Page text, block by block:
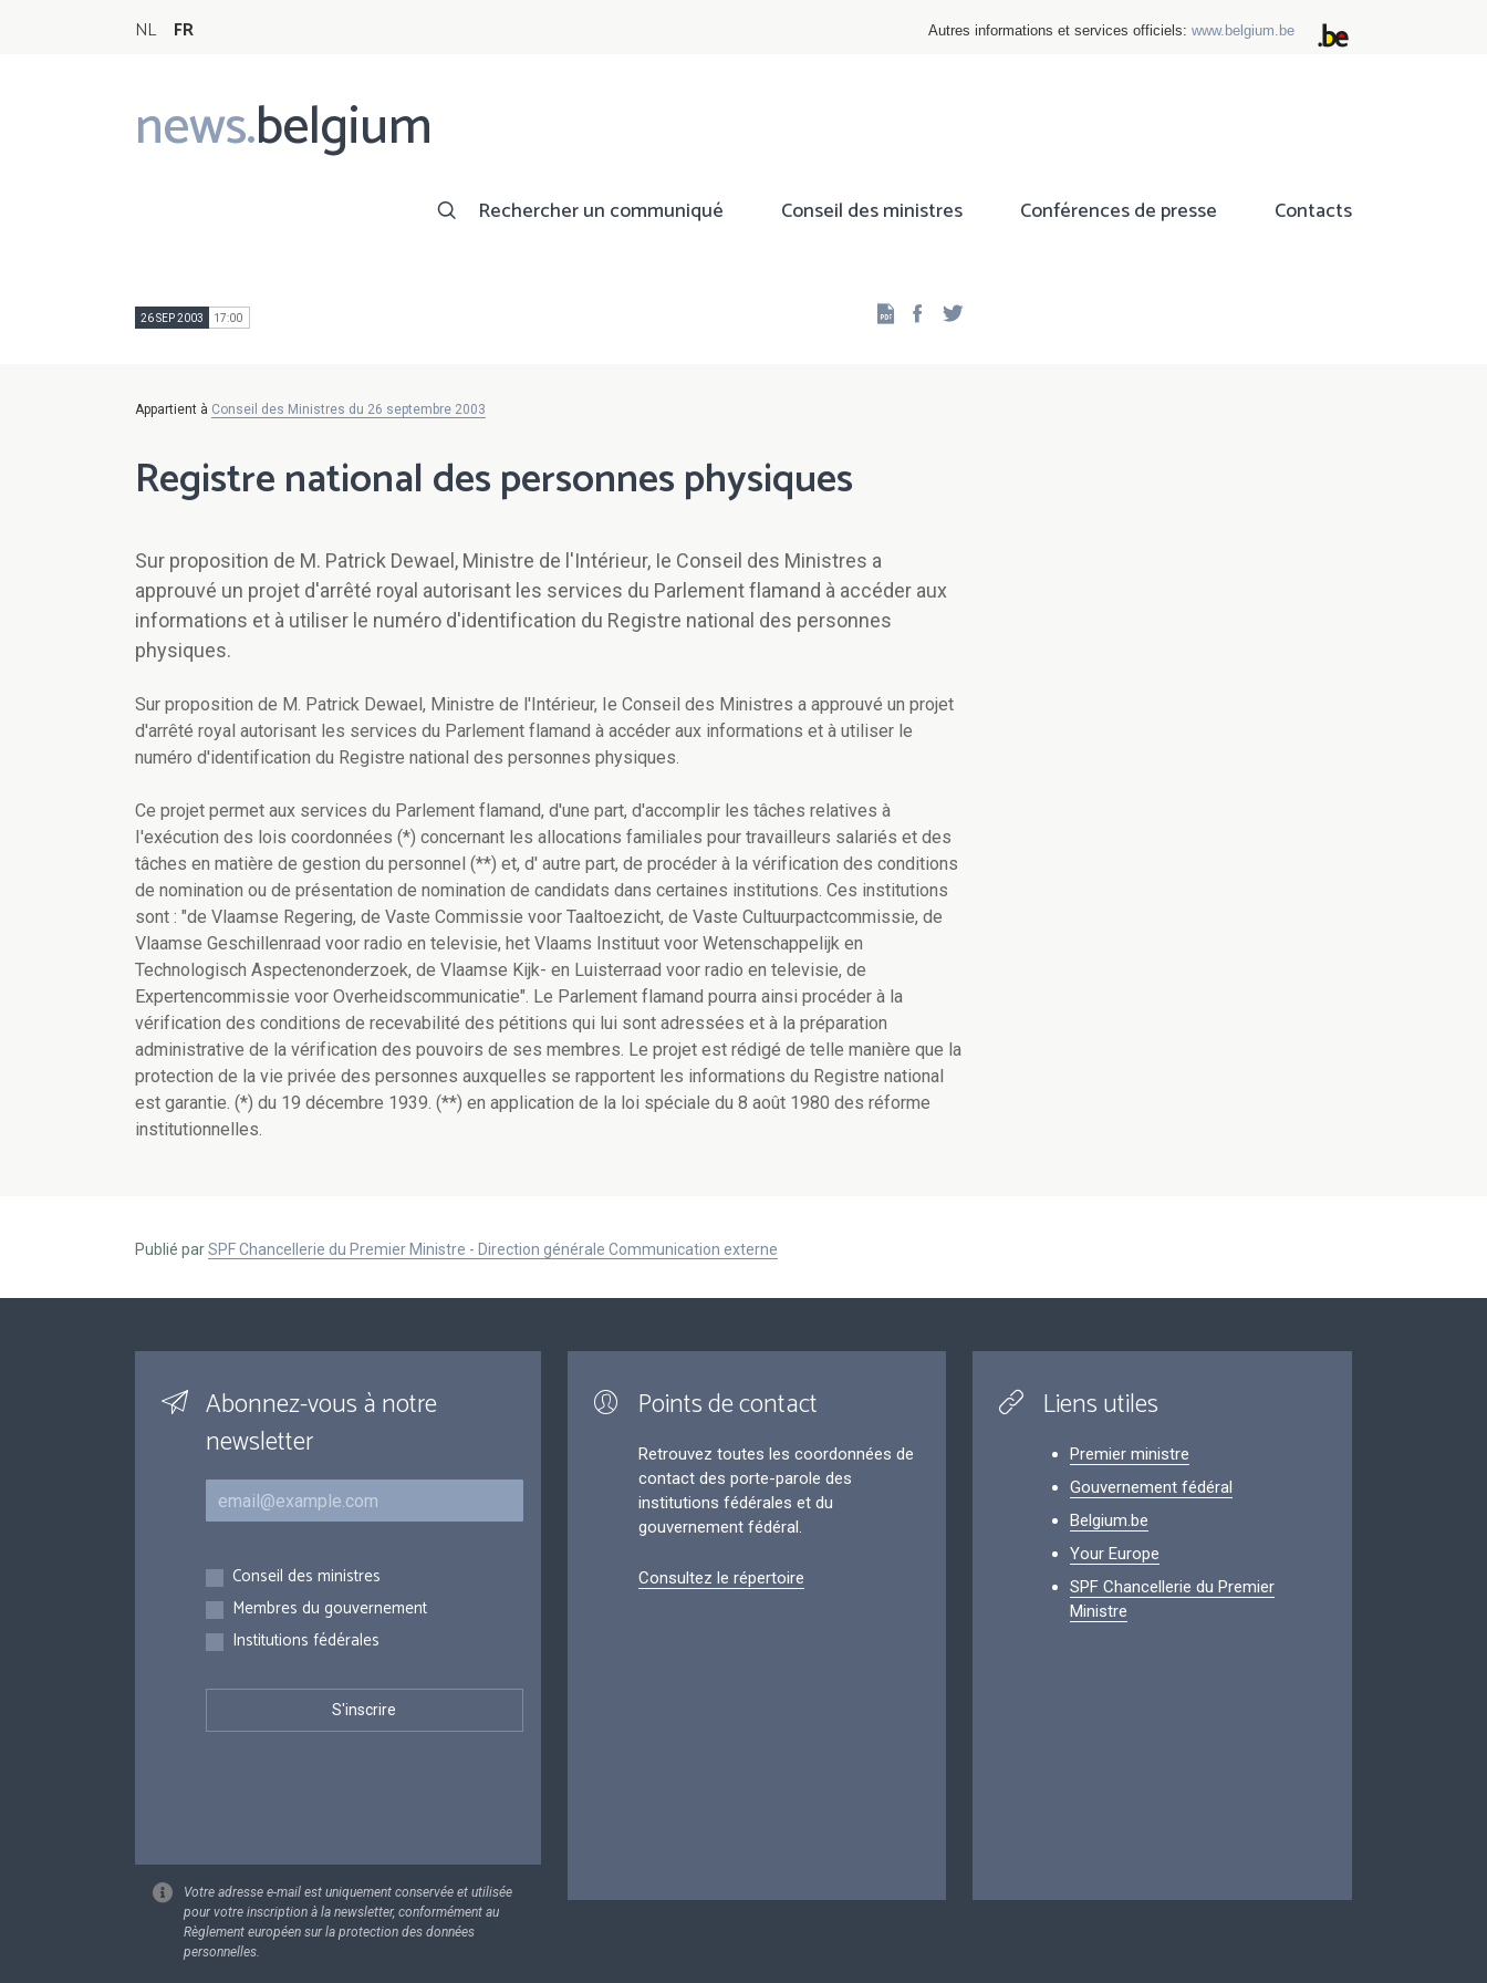
NL FR Autres informations et services officiels: www.belgium.be
news.belgium
Main
navigation
Rechercher un communiqué Conseil des ministres Conférences de presse Contacts
26 SEP 2003 17:00 Facebook
Appartient à Conseil des Ministres du 26 septembre 2003
Registre national des personnes physiques
Sur proposition de M. Patrick Dewael, Ministre de l'Intérieur, Ie Conseil des Ministres a
approuvé un projet d'arrêté royal autorisant les services du Parlement flamand à accéder aux
informations et à utiliser le numéro d'identification du Registre national des personnes
physiques.
Sur proposition de M. Patrick Dewael, Ministre de l'Intérieur, Ie Conseil des Ministres a approuvé un projet
d'arrêté royal autorisant les services du Parlement flamand à accéder aux informations et à utiliser le
numéro d'identification du Registre national des personnes physiques.
Ce projet permet aux services du Parlement flamand, d'une part, d'accomplir les tâches relatives à
I'exécution des lois coordonnées (*) concernant les allocations familiales pour travailleurs salariés et des
tâches en matière de gestion du personnel (**) et, d' autre part, de procéder à la vérification des conditions
de nomination ou de présentation de nomination de candidats dans certaines institutions. Ces institutions
sont : "de Vlaamse Regering, de Vaste Commissie voor Taaltoezicht, de Vaste Cultuurpactcommissie, de
Vlaamse Geschillenraad voor radio en televisie, het Vlaams Instituut voor Wetenschappelijk en
Technologisch Aspectenonderzoek, de Vlaamse Kijk- en Luisterraad voor radio en televisie, de
Expertencommissie voor Overheidscommunicatie". Le Parlement flamand pourra ainsi procéder à la
vérification des conditions de recevabilité des pétitions qui lui sont adressées et à la préparation
administrative de la vérification des pouvoirs de ses membres. Le projet est rédigé de telle manière que la
protection de la vie privée des personnes auxquelles se rapportent les informations du Registre national
est garantie. (*) du 19 décembre 1939. (**) en application de la loi spéciale du 8 août 1980 des réforme
institutionnelles.
Publié parSPF Chancellerie du Premier Ministre - Direction générale Communication externe
Abonnez-vous à notre
newsletter
Courriel
Inscriptions
Conseil des ministres
Membres du gouvernement
Institutions fédérales
Votre adresse e-mail est uniquement conservée et utilisée
pour votre inscription à la newsletter, conformément au
Règlement européen sur la protection des données
personnelles.
Points de contact
Retrouvez toutes les coordonnées de
contact des porte-parole des
institutions fédérales et du
gouvernement fédéral.
Consultez le répertoire
Liens utiles
Premier ministre
Gouvernement fédéral
Belgium.be
Your Europe
SPF Chancellerie du Premier
Ministre